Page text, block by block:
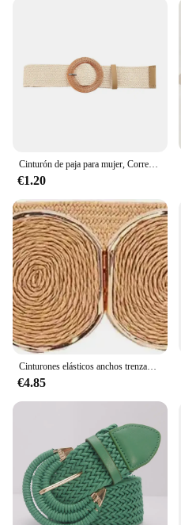
rafia is a must-have
The belt's versatility and
sought-after item for
diverse fashion tastes.
enhancing their shopping
your sales potential.
Cinturón de paja para mujer, Correa ancha informal, Bohemia, trenzada, hebilla elástica, Verano
€1.20
Cinturones elásticos anchos trenzados de paja para vestidos, cinturones bohemios de moda con hebilla de doble círculo para mujer
€4.85